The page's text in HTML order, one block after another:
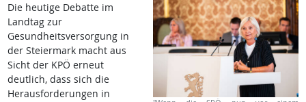
Die heutige Debatte im
Landtag zur
Gesundheitsversorgung in
der Steiermark macht aus
Sicht der KPÖ erneut
deutlich, dass sich die
Herausforderungen in